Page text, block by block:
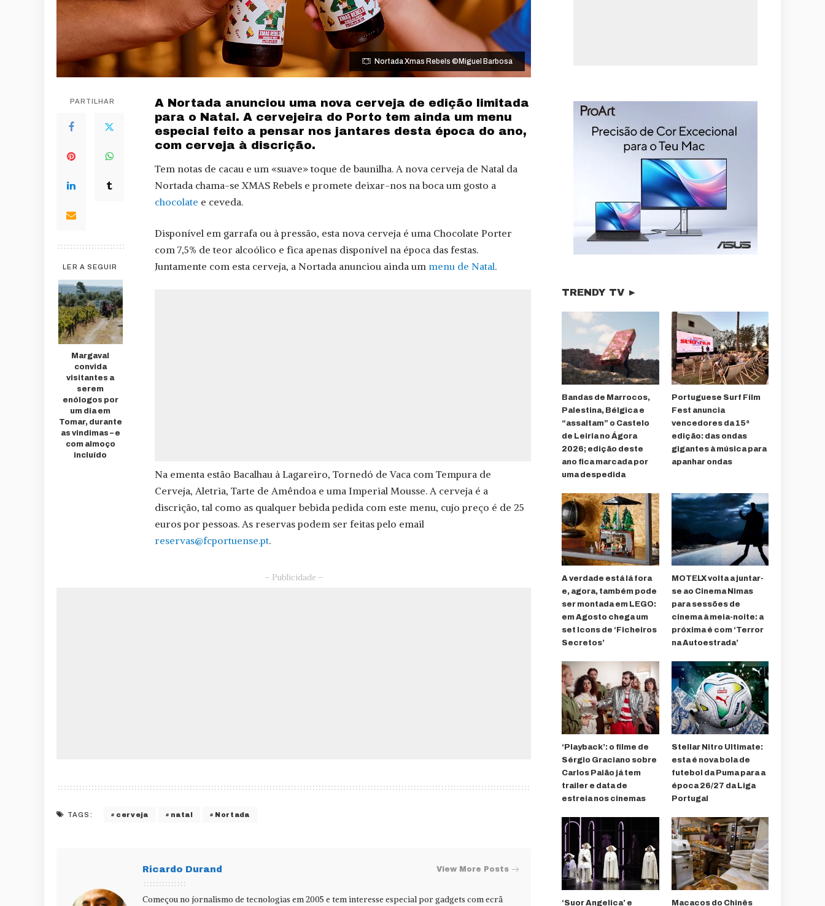
Nortada Xmas Rebels ©Miguel Barbosa
PARTILHAR
LER A SEGUIR
Margaval
convida
visitantes a
serem
enólogos por
um dia em
Tomar, durante
as vindimas – e
com almoço
incluído
A Nortada anunciou uma nova cerveja de edição limitada
para o Natal. A cervejeira do Porto tem ainda um menu
especial feito a pensar nos jantares desta época do ano,
com cerveja à discrição.
Tem notas de cacau e um «suave» toque de baunilha. A nova cerveja de Natal da
Nortada chama-se XMAS Rebels e promete deixar-nos na boca um gosto a
chocolate e ceveda.
Disponível em garrafa ou à pressão, esta nova cerveja é uma Chocolate Porter
com 7,5% de teor alcoólico e fica apenas disponível na época das festas.
Juntamente com esta cerveja, a Nortada anunciou ainda um menu de Natal.
Na ementa estão Bacalhau à Lagareiro, Tornedó de Vaca com Tempura de
Cerveja, Aletria, Tarte de Amêndoa e uma Imperial Mousse. A cerveja é a
discrição, tal como as qualquer bebida pedida com este menu, cujo preço é de 25
euros por pessoas. As reservas podem ser feitas pelo email
reservas@fcportuense.pt.
– Publicidade –
TAGS: cerveja natal Nortada
Ricardo Durand View More Posts
Começou no jornalismo de tecnologias em 2005 e tem interesse especial por gadgets com ecrã
TRENDY TV ►
Bandas de Marrocos,
Palestina, Bélgica e
“assaltam” o Castelo
de Leiria no Ágora
2026; edição deste
ano fica marcada por
uma despedida
Portuguese Surf Film
Fest anuncia
vencedores da 15ª
edição: das ondas
gigantes à música para
apanhar ondas
A verdade está lá fora
e, agora, também pode
ser montada em LEGO:
em Agosto chega um
set Icons de ‘Ficheiros
Secretos’
MOTELX volta a juntar-
se ao Cinema Nimas
para sessões de
cinema à meia-noite: a
próxima é com ‘Terror
na Autoestrada’
‘Playback’: o filme de
Sérgio Graciano sobre
Carlos Paião já tem
trailer e data de
estreia nos cinemas
Stellar Nitro Ultimate:
esta é nova bola de
futebol da Puma para a
época 26/27 da Liga
Portugal
‘Suor Angelica’ e
Macacos do Chinês